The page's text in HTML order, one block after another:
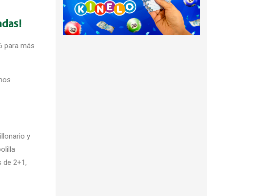
para más
y
de 2+1,